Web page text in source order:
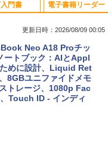
更新日時：2026/08/09 00:05
Neo A18 Proチッ
ートブック：AIとAppl
めに設計、Liquid Ret
8GBユニファイドメモ
トレージ、1080p Fac
Touch ID - インディ
入門書 電子書籍リーダー